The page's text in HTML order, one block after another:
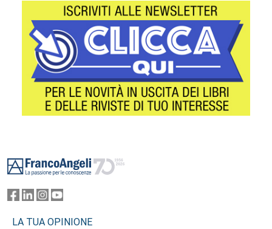
LA TUA OPINIONE